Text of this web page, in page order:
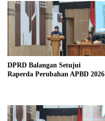
DPRD Balangan Setujui
Raperda Perubahan APBD 2026